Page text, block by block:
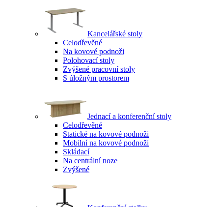
Kancelářské stoly
Celodřevěné
Na kovové podnoži
Polohovací stoly
Zvýšené pracovní stoly
S úložným prostorem
Jednací a konferenční stoly
Celodřevěné
Statické na kovové podnoži
Mobilní na kovové podnoži
Skládací
Na centrální noze
Zvýšené